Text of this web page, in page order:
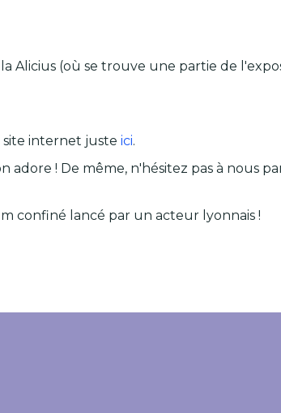
Alicius (où se trouve une partie de
site internet justeici.
adore ! De même, n'hésitez pas à nous
confiné lancé par un acteur lyonnais !